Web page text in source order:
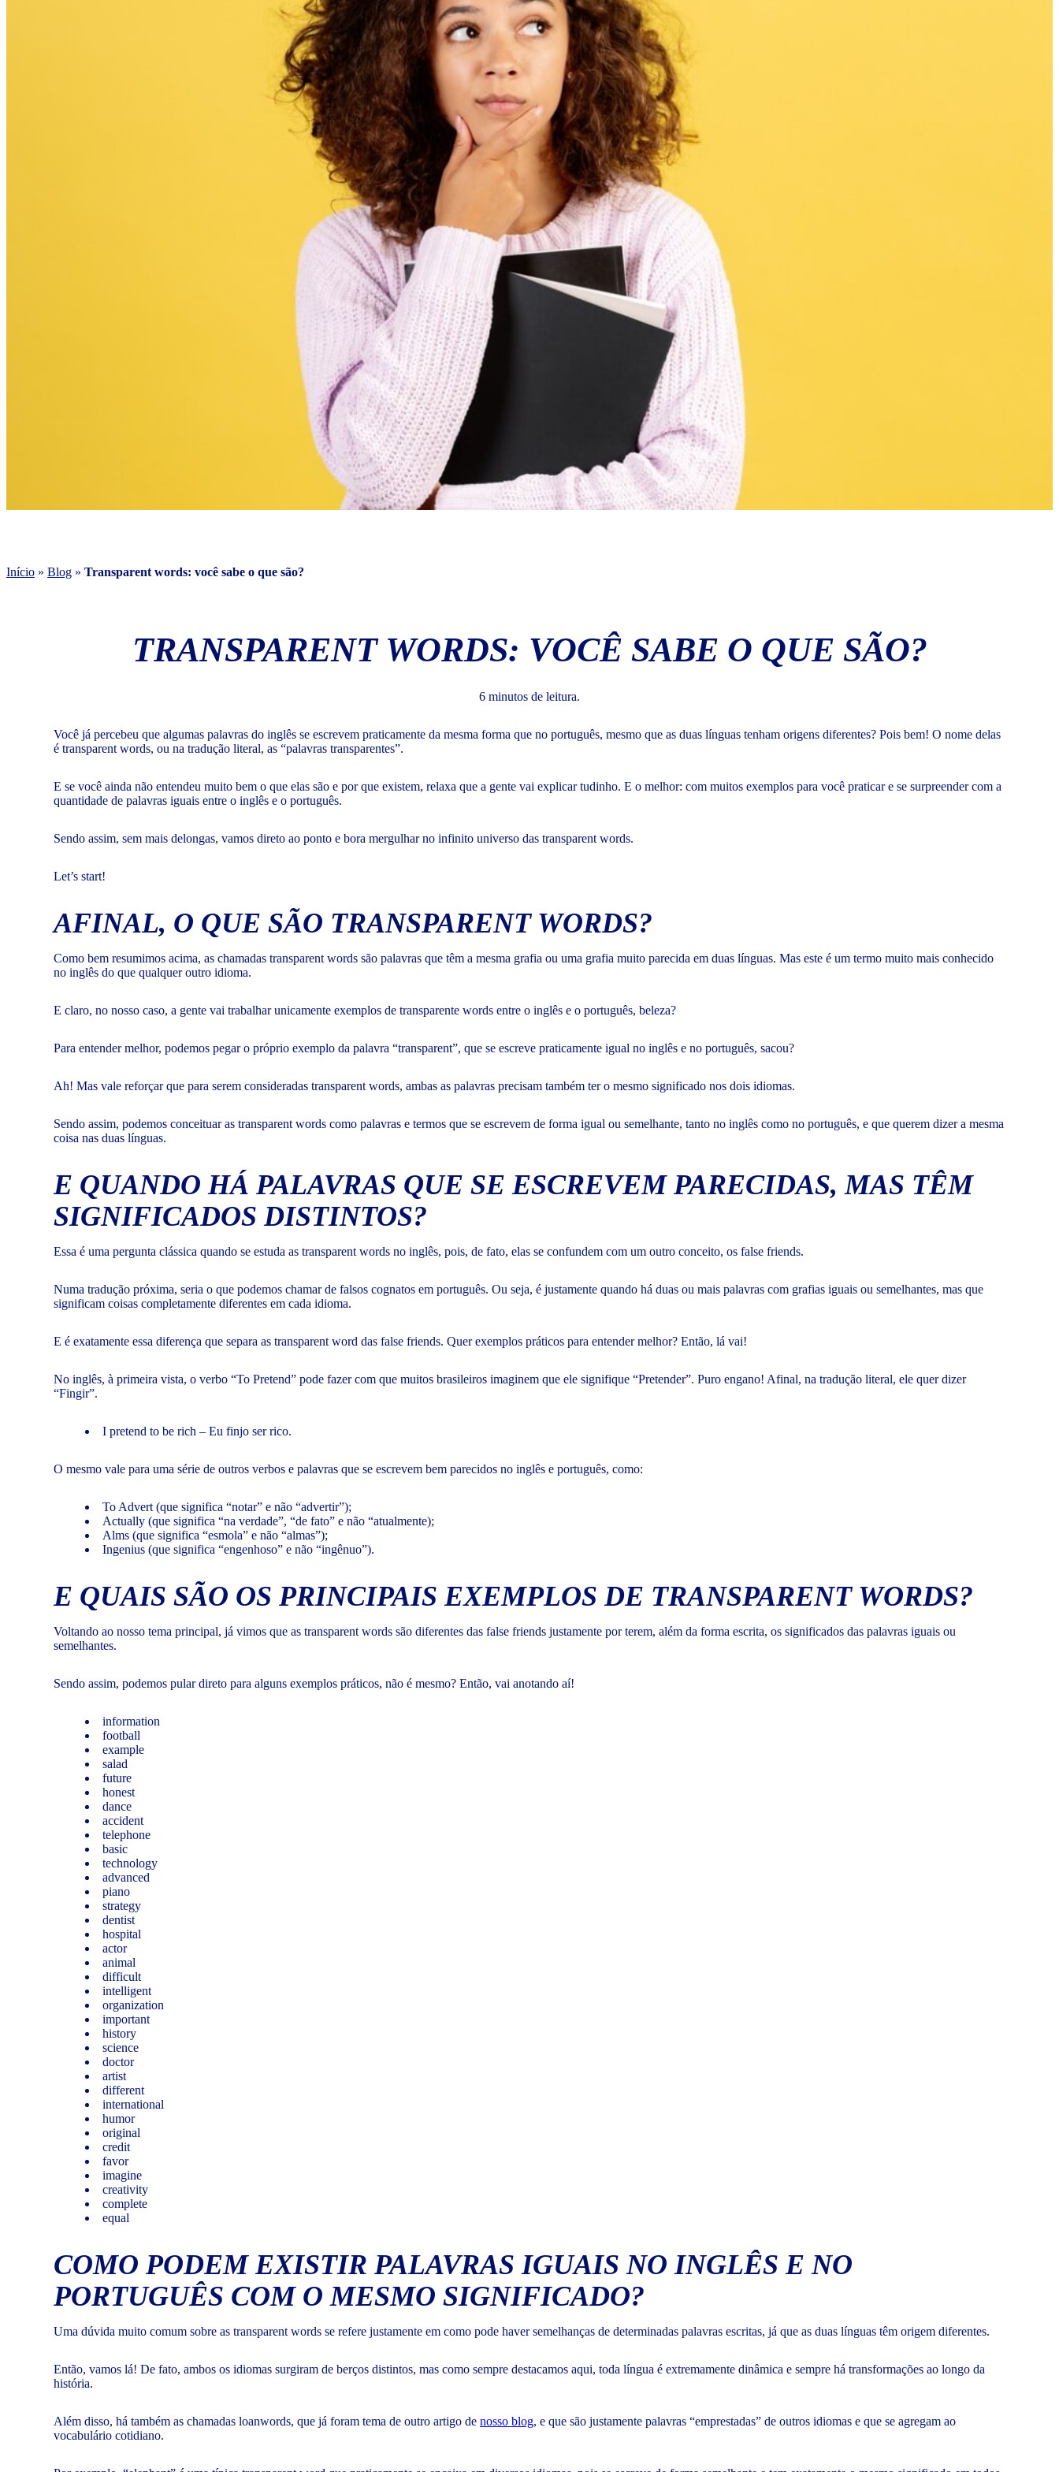
Início » Blog » Transparent words: você sabe o que são?
TRANSPARENT WORDS: VOCÊ SABE O QUE SÃO?
6 minutos de leitura.
Você já percebeu que algumas palavras do inglês se escrevem praticamente da mesma forma que no português, mesmo que as duas línguas tenham origens diferentes? Pois bem! O nome delas
é transparent words, ou na tradução literal, as “palavras transparentes”.
E se você ainda não entendeu muito bem o que elas são e por que existem, relaxa que a gente vai explicar tudinho. E o melhor: com muitos exemplos para você praticar e se surpreender com a
quantidade de palavras iguais entre o inglês e o português.
Sendo assim, sem mais delongas, vamos direto ao ponto e bora mergulhar no infinito universo das transparent words.
Let’s start!
AFINAL, O QUE SÃO TRANSPARENT WORDS?
Como bem resumimos acima, as chamadas transparent words são palavras que têm a mesma grafia ou uma grafia muito parecida em duas línguas. Mas este é um termo muito mais conhecido
no inglês do que qualquer outro idioma.
E claro, no nosso caso, a gente vai trabalhar unicamente exemplos de transparente words entre o inglês e o português, beleza?
Para entender melhor, podemos pegar o próprio exemplo da palavra “transparent”, que se escreve praticamente igual no inglês e no português, sacou?
Ah! Mas vale reforçar que para serem consideradas transparent words, ambas as palavras precisam também ter o mesmo significado nos dois idiomas.
Sendo assim, podemos conceituar as transparent words como palavras e termos que se escrevem de forma igual ou semelhante, tanto no inglês como no português, e que querem dizer a mesma
coisa nas duas línguas.
E QUANDO HÁ PALAVRAS QUE SE ESCREVEM PARECIDAS, MAS TÊM
SIGNIFICADOS DISTINTOS?
Essa é uma pergunta clássica quando se estuda as transparent words no inglês, pois, de fato, elas se confundem com um outro conceito, os false friends.
Numa tradução próxima, seria o que podemos chamar de falsos cognatos em português. Ou seja, é justamente quando há duas ou mais palavras com grafias iguais ou semelhantes, mas que
significam coisas completamente diferentes em cada idioma.
E é exatamente essa diferença que separa as transparent word das false friends. Quer exemplos práticos para entender melhor? Então, lá vai!
No inglês, à primeira vista, o verbo “To Pretend” pode fazer com que muitos brasileiros imaginem que ele signifique “Pretender”. Puro engano! Afinal, na tradução literal, ele quer dizer
“Fingir”.
I pretend to be rich – Eu finjo ser rico.
O mesmo vale para uma série de outros verbos e palavras que se escrevem bem parecidos no inglês e português, como:
To Advert (que significa “notar” e não “advertir”);
Actually (que significa “na verdade”, “de fato” e não “atualmente);
Alms (que significa “esmola” e não “almas”);
Ingenius (que significa “engenhoso” e não “ingênuo”).
E QUAIS SÃO OS PRINCIPAIS EXEMPLOS DE TRANSPARENT WORDS?
Voltando ao nosso tema principal, já vimos que as transparent words são diferentes das false friends justamente por terem, além da forma escrita, os significados das palavras iguais ou
semelhantes.
Sendo assim, podemos pular direto para alguns exemplos práticos, não é mesmo? Então, vai anotando aí!
information
football
example
salad
future
honest
dance
accident
telephone
basic
technology
advanced
piano
strategy
dentist
hospital
actor
animal
difficult
intelligent
organization
important
history
science
doctor
artist
different
international
humor
original
credit
favor
imagine
creativity
complete
equal
COMO PODEM EXISTIR PALAVRAS IGUAIS NO INGLÊS E NO
PORTUGUÊS COM O MESMO SIGNIFICADO?
Uma dúvida muito comum sobre as transparent words se refere justamente em como pode haver semelhanças de determinadas palavras escritas, já que as duas línguas têm origem diferentes.
Então, vamos lá! De fato, ambos os idiomas surgiram de berços distintos, mas como sempre destacamos aqui, toda língua é extremamente dinâmica e sempre há transformações ao longo da
história.
Além disso, há também as chamadas loanwords, que já foram tema de outro artigo de nosso blog, e que são justamente palavras “emprestadas” de outros idiomas e que se agregam ao
vocabulário cotidiano.